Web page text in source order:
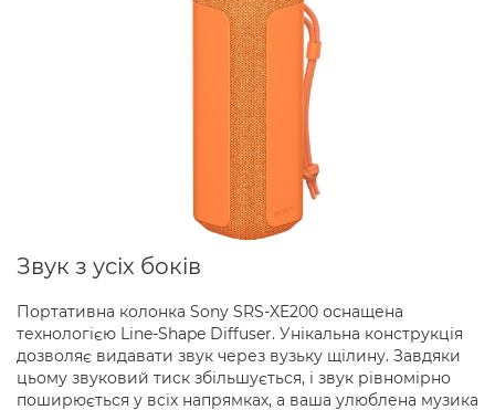
Звук з усіх боків
Портативна колонка Sony SRS-XE200 оснащена
технологією Line-Shape Diffuser. Унікальна конструкція
дозволяє видавати звук через вузьку щілину. Завдяки
цьому звуковий тиск збільшується, і звук рівномірно
поширюється у всіх напрямках, а ваша улюблена музика